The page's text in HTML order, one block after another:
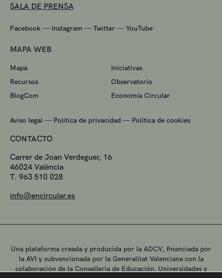
SALA DE PRENSA
Facebook — Instagram —Twitter—YouTube
MAPA WEB
Mapa
Iniciativas
Recursos
Observatorio
BlogCom
Economía Circular
Aviso legal — Política de privacidad — Política de cookies
CONTACTO
Carrer de Joan Verdeguer, 16
46024 València
T. 963 510 028
info@encircular.es
Una plataforma creada y producida por la ADCV, financiada por
la AVI y subvencionada por la Generalitat Valenciana con la
colaboración de la Conselleria de Educación, Universidades y